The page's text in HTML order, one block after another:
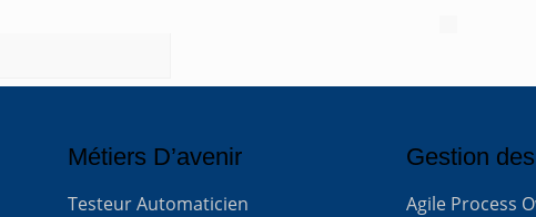
Métiers D’avenir
Testeur Automaticien
Gestion
Agile Process